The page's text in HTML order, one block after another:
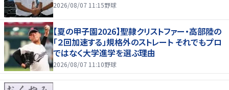
2026/08/07 11:15野球
【夏の甲子園2026】聖隷クリストファー・高部陸の
「２回加速する」規格外のストレート それでもプロ
ではなく大学進学を選ぶ理由
2026/08/07 11:10野球